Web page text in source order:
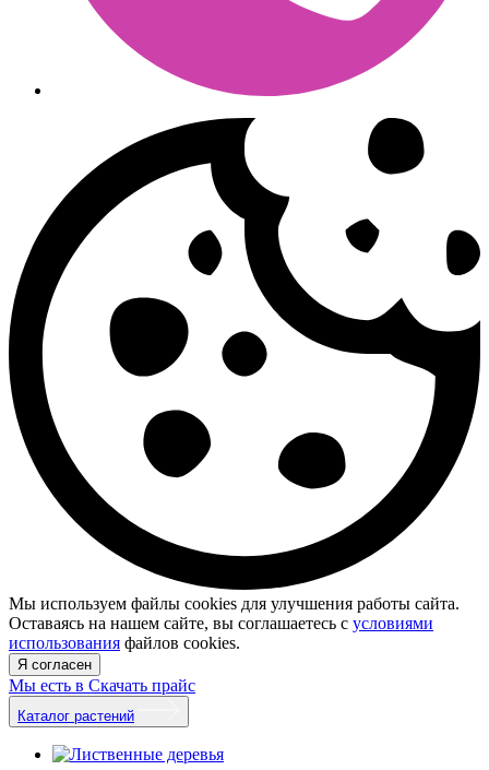
Мы используем файлы cookies для улучшения работы сайта.
Оставаясь на нашем сайте, вы соглашаетесь с условиями
использования файлов cookies.
Я согласен
Мы есть в Скачать прайс
Каталог растений